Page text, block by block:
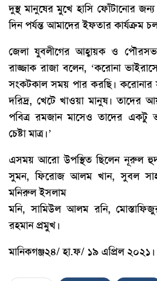
দুস্থ মানুষের মুখে হাসি ফোঁটানোর
দিন পর্যন্ত আমাদের ইফতার কার্যক্রম
জেলা যুবলীগের আহ্বায়ক ও
রাজ্জাক রাজা বলেন, ‘করোনা
সংকটকাল সময় পার করছি। করোনার
দরিদ্র, খেটে খাওয়া মানুষ। তাদের
পবিত্র রমজান মাসেও তাদের একটু
চেষ্টা মাত্র।’
এসময় আরো উপস্থিত ছিলেন নূরুল
সুমন, ফিরোজ আলম খান, সুবল
মনিরুল ইসলাম
মনি, সামিউল আলম রনি,
রহমান প্রমুখ।
মানিকগঞ্জ২৪/ হা.ফ/ ১৯ এপ্রিল ২০২১।